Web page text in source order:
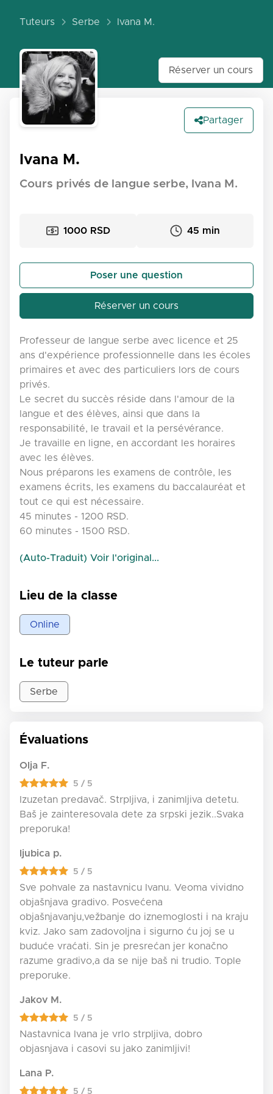
Tuteurs Serbe Ivana M.
Réserver un cours
Partager
Ivana M.
Cours privés de langue serbe, Ivana M.
1000 RSD 45 min
Poser une question
Réserver un cours
Professeur de langue serbe avec licence et 25
ans d'expérience professionnelle dans les écoles
primaires et avec des particuliers lors de cours
privés.
Le secret du succès réside dans l'amour de la
langue et des élèves, ainsi que dans la
responsabilité, le travail et la persévérance.
Je travaille en ligne, en accordant les horaires
avec les élèves.
Nous préparons les examens de contrôle, les
examens écrits, les examens du baccalauréat et
tout ce qui est nécessaire.
45 minutes - 1200 RSD.
60 minutes - 1500 RSD.
(Auto-Traduit) Voir l'original...
Lieu de la classe
Online
Le tuteur parle
Serbe
Évaluations
Olja F.
5 / 5
Izuzetan predavač. Strpljiva, i zanimljiva detetu.
Baš je zainteresovala dete za srpski jezik..Svaka
preporuka!
ljubica p.
5 / 5
Sve pohvale za nastavnicu Ivanu. Veoma vividno
objašnjava gradivo. Posvećena
objašnjavanju,vežbanje do iznemoglosti i na kraju
kviz. Jako sam zadovoljna i sigurno ću joj se u
buduće vraćati. Sin je presrećan jer konačno
razume gradivo,a da se nije baš ni trudio. Tople
preporuke.
Jakov M.
5 / 5
Nastavnica Ivana je vrlo strpljiva, dobro
objasnjava i casovi su jako zanimljivi!
Lana P.
5 / 5